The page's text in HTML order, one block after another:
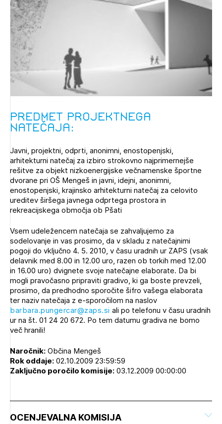
POZABLJENO GESLO
REGISTRIRAJTE SE
Predmet projektnega
natečaja:
Javni, projektni, odprti, anonimni, enostopenjski,
arhitekturni natečaj za izbiro strokovno najprimernejše
rešitve za objekt nizkoenergijske večnamenske športne
dvorane pri OŠ Mengeš in javni, idejni, anonimni,
enostopenjski, krajinsko arhitekturni natečaj za celovito
ureditev širšega javnega odprtega prostora in
rekreacijskega območja ob Pšati
Vsem udeležencem natečaja se zahvaljujemo za
sodelovanje in vas prosimo, da v skladu z natečajnimi
pogoji do vključno 4. 5. 2010, v času uradnih ur ZAPS (vsak
delavnik med 8.00 in 12.00 uro, razen ob torkih med 12.00
in 16.00 uro) dvignete svoje natečajne elaborate. Da bi
mogli pravočasno pripraviti gradivo, ki ga boste prevzeli,
prosimo, da predhodno sporočite šifro vašega elaborata
ter naziv natečaja z e-sporočilom na naslov
barbara.pungercar@zaps.si ali po telefonu v času uradnih
ur na št. 01 24 20 672. Po tem datumu gradiva ne bomo
več hranili!
Naročnik:Občina Mengeš
Rok oddaje:02.10.2009 23:59:59
Zaključno poročilo komisije:03.12.2009 00:00:00
OCENJEVALNA KOMISIJA
PRIJAVITE SE
Novičnik natečajev
Tedenski novičnik javnih naročil
Dnevne medijske objave